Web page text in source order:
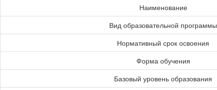
Наименование
Вид образовательной программы
Нормативный срок освоения
Форма обучения
Базовый уровень образования